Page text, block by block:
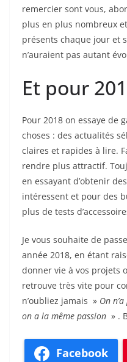
remercier sont vous,
plus en plus nombreux
présents chaque jour et
n’auraient pas autant
Et pour
Pour 2018 on essaye de
choses : des actualités
claires et rapides à lire.
rendre plus attractif.
en essayant d’obtenir
intéressent et pour des
plus de tests
Je vous souhaite de
année 2018, en étant
donner vie à vos projets
retrouve très vite pour
n’oubliez jamais » On
on a la même passion » .
Facebook